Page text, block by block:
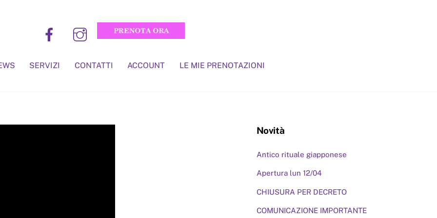
SERVIZI CONTATTI ACCOUNT LE MIE PRENOTAZIONI
Novità
Antico rituale giapponese
Apertura lun 12/04
CHIUSURA PER DECRETO
COMUNICAZIONE IMPORTANTE